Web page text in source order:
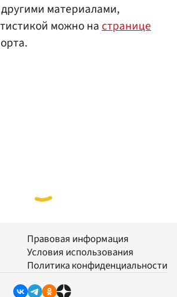
материалами,
можно настранице
Правовая информация
Условия использования
Политика конфиденциальности